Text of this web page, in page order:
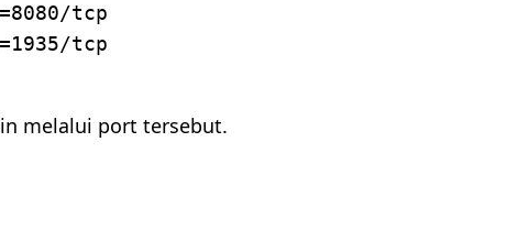
tcp
tcp
melalui port tersebut.